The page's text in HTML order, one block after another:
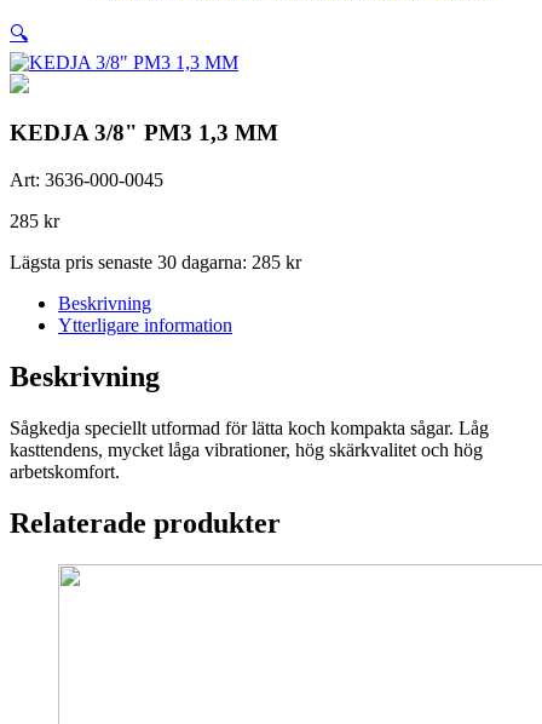
🔍
KEDJA 3/8" PM3 1,3 MM
Art: 3636-000-0045
285 kr
Lägsta pris senaste 30 dagarna: 285 kr
Beskrivning
Ytterligare information
Beskrivning
Sågkedja speciellt utformad för lätta koch kompakta sågar. Låg
kasttendens, mycket låga vibrationer, hög skärkvalitet och hög
arbetskomfort.
Relaterade produkter